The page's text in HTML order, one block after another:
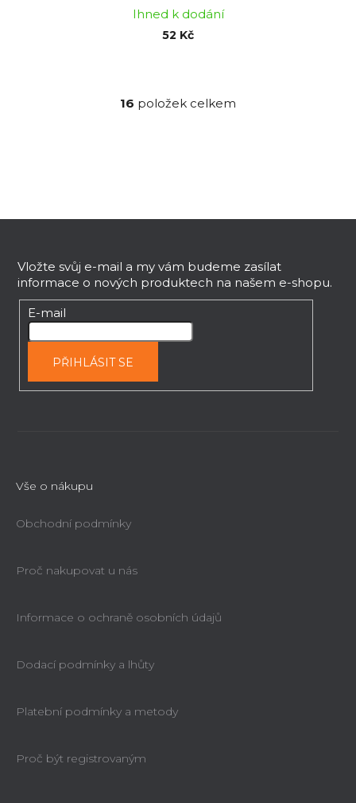
Ihned k dodání
52 Kč
O
c
r
v
k
y
v
i
16 položek celkem
Vložte svůj e-mail a my vám budeme zasílat
informace o nových produktech na našem e-shopu.
E-mail
PŘIHLÁSIT SE
Vše o nákupu
Obchodní podmínky
Proč nakupovat u nás
Informace o ochraně osobních údajů
Dodací podmínky a lhůty
Platební podmínky a metody
Proč být registrovaným